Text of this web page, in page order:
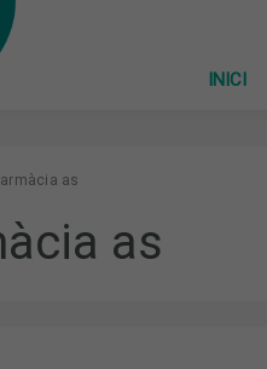
INICI
as
as